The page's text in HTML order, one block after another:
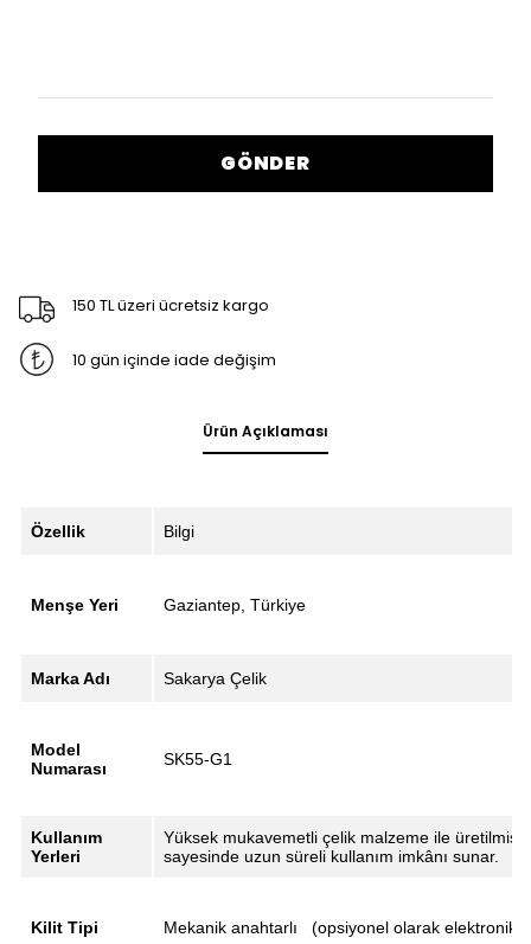
GÖNDER
150 TL üzeri ücretsiz kargo
10 gün içinde iade değişim
Ürün Açıklaması
Özellik Bilgi
Menşe Yeri Gaziantep, Türkiye
Marka Adı Sakarya Çelik
Model
Numarası
SK55-G1
Kullanım
Yerleri
Yüksek mukavemetli çelik malzeme ile üretilmiş
sayesinde uzun süreli kullanım imkânı sunar.
Kilit Tipi Mekanik anahtarlı (opsiyonel olarak elektronik